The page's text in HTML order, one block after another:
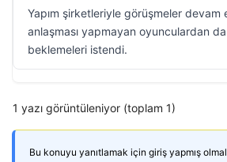
Yapım şirketleriyle görüşmeler devam
anlaşması yapmayan oyunculardan
beklemeleri istendi.
1 yazı görüntüleniyor (toplam 1)
Bu konuyu yanıtlamak için giriş yapmış